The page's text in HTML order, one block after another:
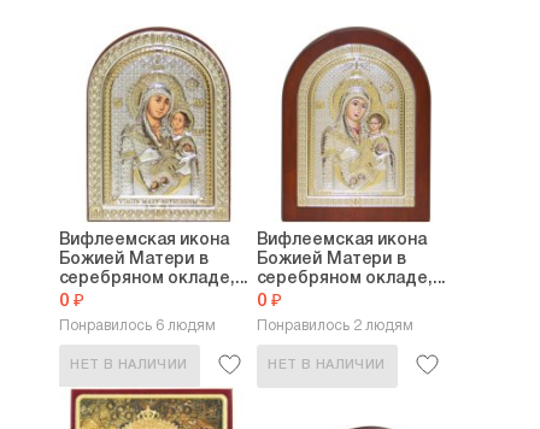
Вифлеемская икона
Божией Матери в
серебряном окладе,...
0 ₽
Понравилось 6 людям
НЕТ В НАЛИЧИИ
Вифлеемская икона
Божией Матери в
серебряном окладе,...
0 ₽
Понравилось 2 людям
НЕТ В НАЛИЧИИ